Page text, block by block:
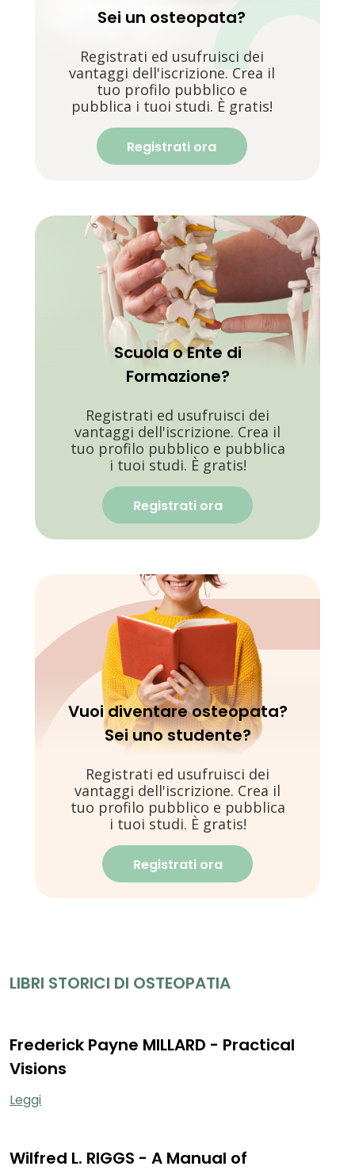
Sei un osteopata?
Registrati ed usufruisci dei
vantaggi dell'iscrizione. Crea il
tuo profilo pubblico e
pubblica i tuoi studi. È gratis!
Registrati ora
Scuola o Ente di
Formazione?
Registrati ed usufruisci dei
vantaggi dell'iscrizione. Crea il
tuo profilo pubblico e pubblica
i tuoi studi. È gratis!
Registrati ora
Vuoi diventare osteopata?
Sei uno studente?
Registrati ed usufruisci dei
vantaggi dell'iscrizione. Crea il
tuo profilo pubblico e pubblica
i tuoi studi. È gratis!
Registrati ora
LIBRI STORICI DI OSTEOPATIA
Frederick Payne MILLARD - Practical
Visions
Leggi
Wilfred L. RIGGS - A Manual of